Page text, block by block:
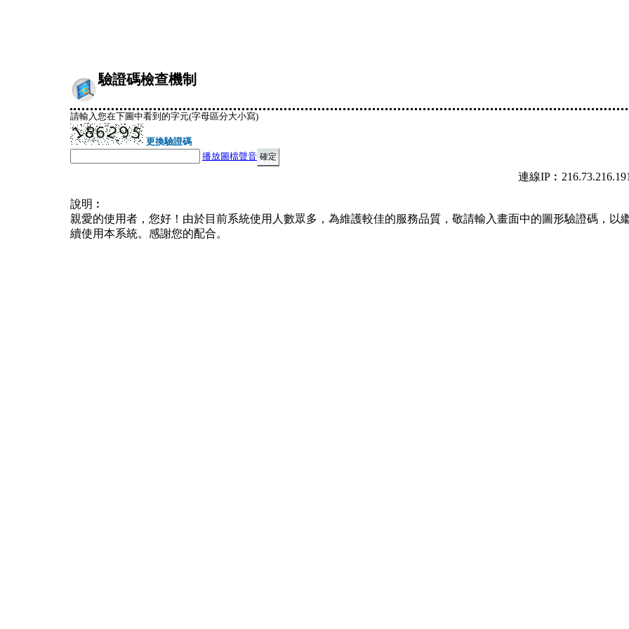
驗證碼檢查機制
請輸入您在下圖中看到的字元(字母區分大小寫)
更換驗證碼
播放圖檔聲音
連線
說明︰
親愛的使用者，您好！由於目前系統使用人數眾多，為維護較佳的服務品質，敬請輸入畫面中的圖形驗證碼，以
續使用本系統。感謝您的配合。